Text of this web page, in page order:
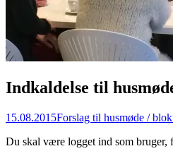
Indkaldelse til
15.08.2015Forslag til husmøde /
Du skal være logget ind som bruger,